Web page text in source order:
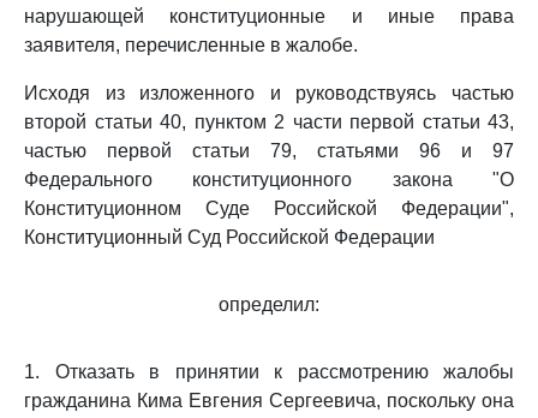
нарушающей конституционные и иные права
заявителя, перечисленные в жалобе.
Исходя из изложенного и руководствуясь частью
второй статьи 40, пунктом 2 части первой статьи 43,
частью первой статьи 79, статьями 96 и 97
Федерального конституционного закона "О
Конституционном Суде Российской Федерации",
Конституционный Суд Российской Федерации
определил:
1. Отказать в принятии к рассмотрению жалобы
гражданина Кима Евгения Сергеевича, поскольку она